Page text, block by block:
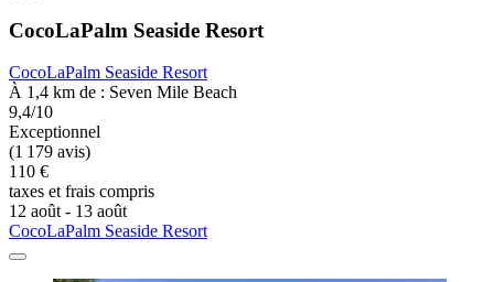
CocoLaPalm Seaside Resort
CocoLaPalm Seaside Resort
À 1,4 km de : Seven Mile Beach
9,4/10
Exceptionnel
(1 179 avis)
110 €
taxes et frais compris
12 août - 13 août
CocoLaPalm Seaside Resort